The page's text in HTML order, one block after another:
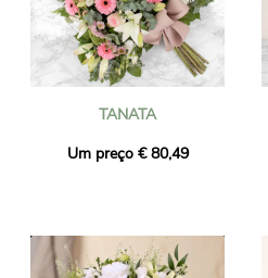
TANATA
Um preço € 80,49